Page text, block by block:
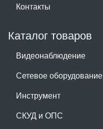
Контакты
Каталог товаров
Видеонаблюдение
Сетевое оборудование
Инструмент
СКУД и ОПС